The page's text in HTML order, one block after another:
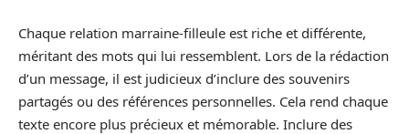
Chaque relation marraine-filleule est riche et différente,
méritant des mots qui lui ressemblent. Lors de la rédaction
d’un message, il est judicieux d’inclure des souvenirs
partagés ou des références personnelles. Cela rend chaque
texte encore plus précieux et mémorable. Inclure des